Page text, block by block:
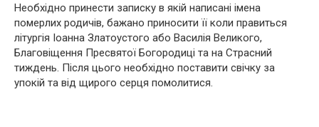
Необхідно принести записку в якій написані імена
померлих родичів, бажано приносити її коли правиться
літургія Іоанна Златоустого або Василія Великого,
Благовіщення Пресвятої Богородиці та на Стpасний
тиждень. Після цього необхідно поставити свічку за
упокій та від щирого серця помолитися.